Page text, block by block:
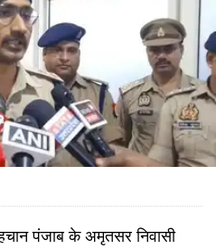
पंजाब के अमृतसर निवासी